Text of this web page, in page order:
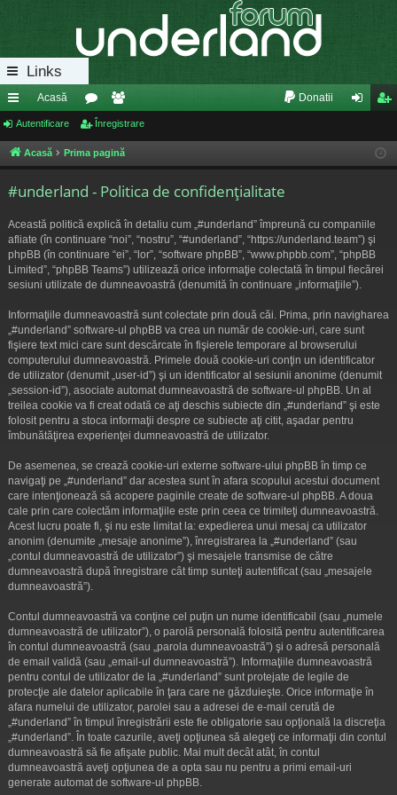
Links
eg
ăt
pi
de
Acasă
or
u
e
m
Donatii
re
eg
Autentificare Înregistrare
Acasă Prima pagină
#underland - Politica de confidenţialitate
Această politică explică în detaliu cum „#underland” împreună cu companiile
afliate (în continuare “noi”, “nostru”, “#underland”, “https://underland.team”) şi
phpBB (în continuare “ei”, “lor”, “software phpBB”, “www.phpbb.com”, “phpBB
Limited”, “phpBB Teams”) utilizează orice informaţie colectată în timpul fiecărei
sesiuni utilizate de dumneavoastră (denumită în continuare „informaţiile”).
Informaţiile dumneavoastră sunt colectate prin două căi. Prima, prin navigharea
„#underland” software-ul phpBB va crea un număr de cookie-uri, care sunt
fişiere text mici care sunt descărcate în fişierele temporare al browserului
computerului dumneavoastră. Primele două cookie-uri conţin un identificator
de utilizator (denumit „user-id”) şi un identificator al sesiunii anonime (denumit
„session-id”), asociate automat dumneavoastră de software-ul phpBB. Un al
treilea cookie va fi creat odată ce aţi deschis subiecte din „#underland” şi este
folosit pentru a stoca informaţii despre ce subiecte aţi citit, aşadar pentru
îmbunătăţirea experienţei dumneavoastră de utilizator.
De asemenea, se crează cookie-uri externe software-ului phpBB în timp ce
navigaţi pe „#underland” dar acestea sunt în afara scopului acestui document
care intenţionează să acopere paginile create de software-ul phpBB. A doua
cale prin care colectăm informaţiile este prin ceea ce trimiteţi dumneavoastră.
Acest lucru poate fi, şi nu este limitat la: expedierea unui mesaj ca utilizator
anonim (denumite „mesaje anonime”), înregistrarea la „#underland” (sau
„contul dumneavoastră de utilizator”) şi mesajele transmise de către
dumneavoastră după înregistrare cât timp sunteţi autentificat (sau „mesajele
dumneavoastră”).
Contul dumneavoastră va conţine cel puţin un nume identificabil (sau „numele
dumneavoastră de utilizator”), o parolă personală folosită pentru autentificarea
în contul dumneavoastră (sau „parola dumneavoastră”) şi o adresă personală
de email validă (sau „email-ul dumneavoastră”). Informaţiile dumneavoastră
pentru contul de utilizator de la „#underland” sunt protejate de legile de
protecţie ale datelor aplicabile în ţara care ne găzduieşte. Orice informaţie în
afara numelui de utilizator, parolei sau a adresei de e-mail cerută de
„#underland” în timpul înregistrării este fie obligatorie sau opţională la discreţia
„#underland”. În toate cazurile, aveţi opţiunea să alegeţi ce informaţii din contul
dumneavoastră să fie afişate public. Mai mult decât atât, în contul
dumneavoastră aveţi opţiunea de a opta sau nu pentru a primi email-uri
generate automat de software-ul phpBB.